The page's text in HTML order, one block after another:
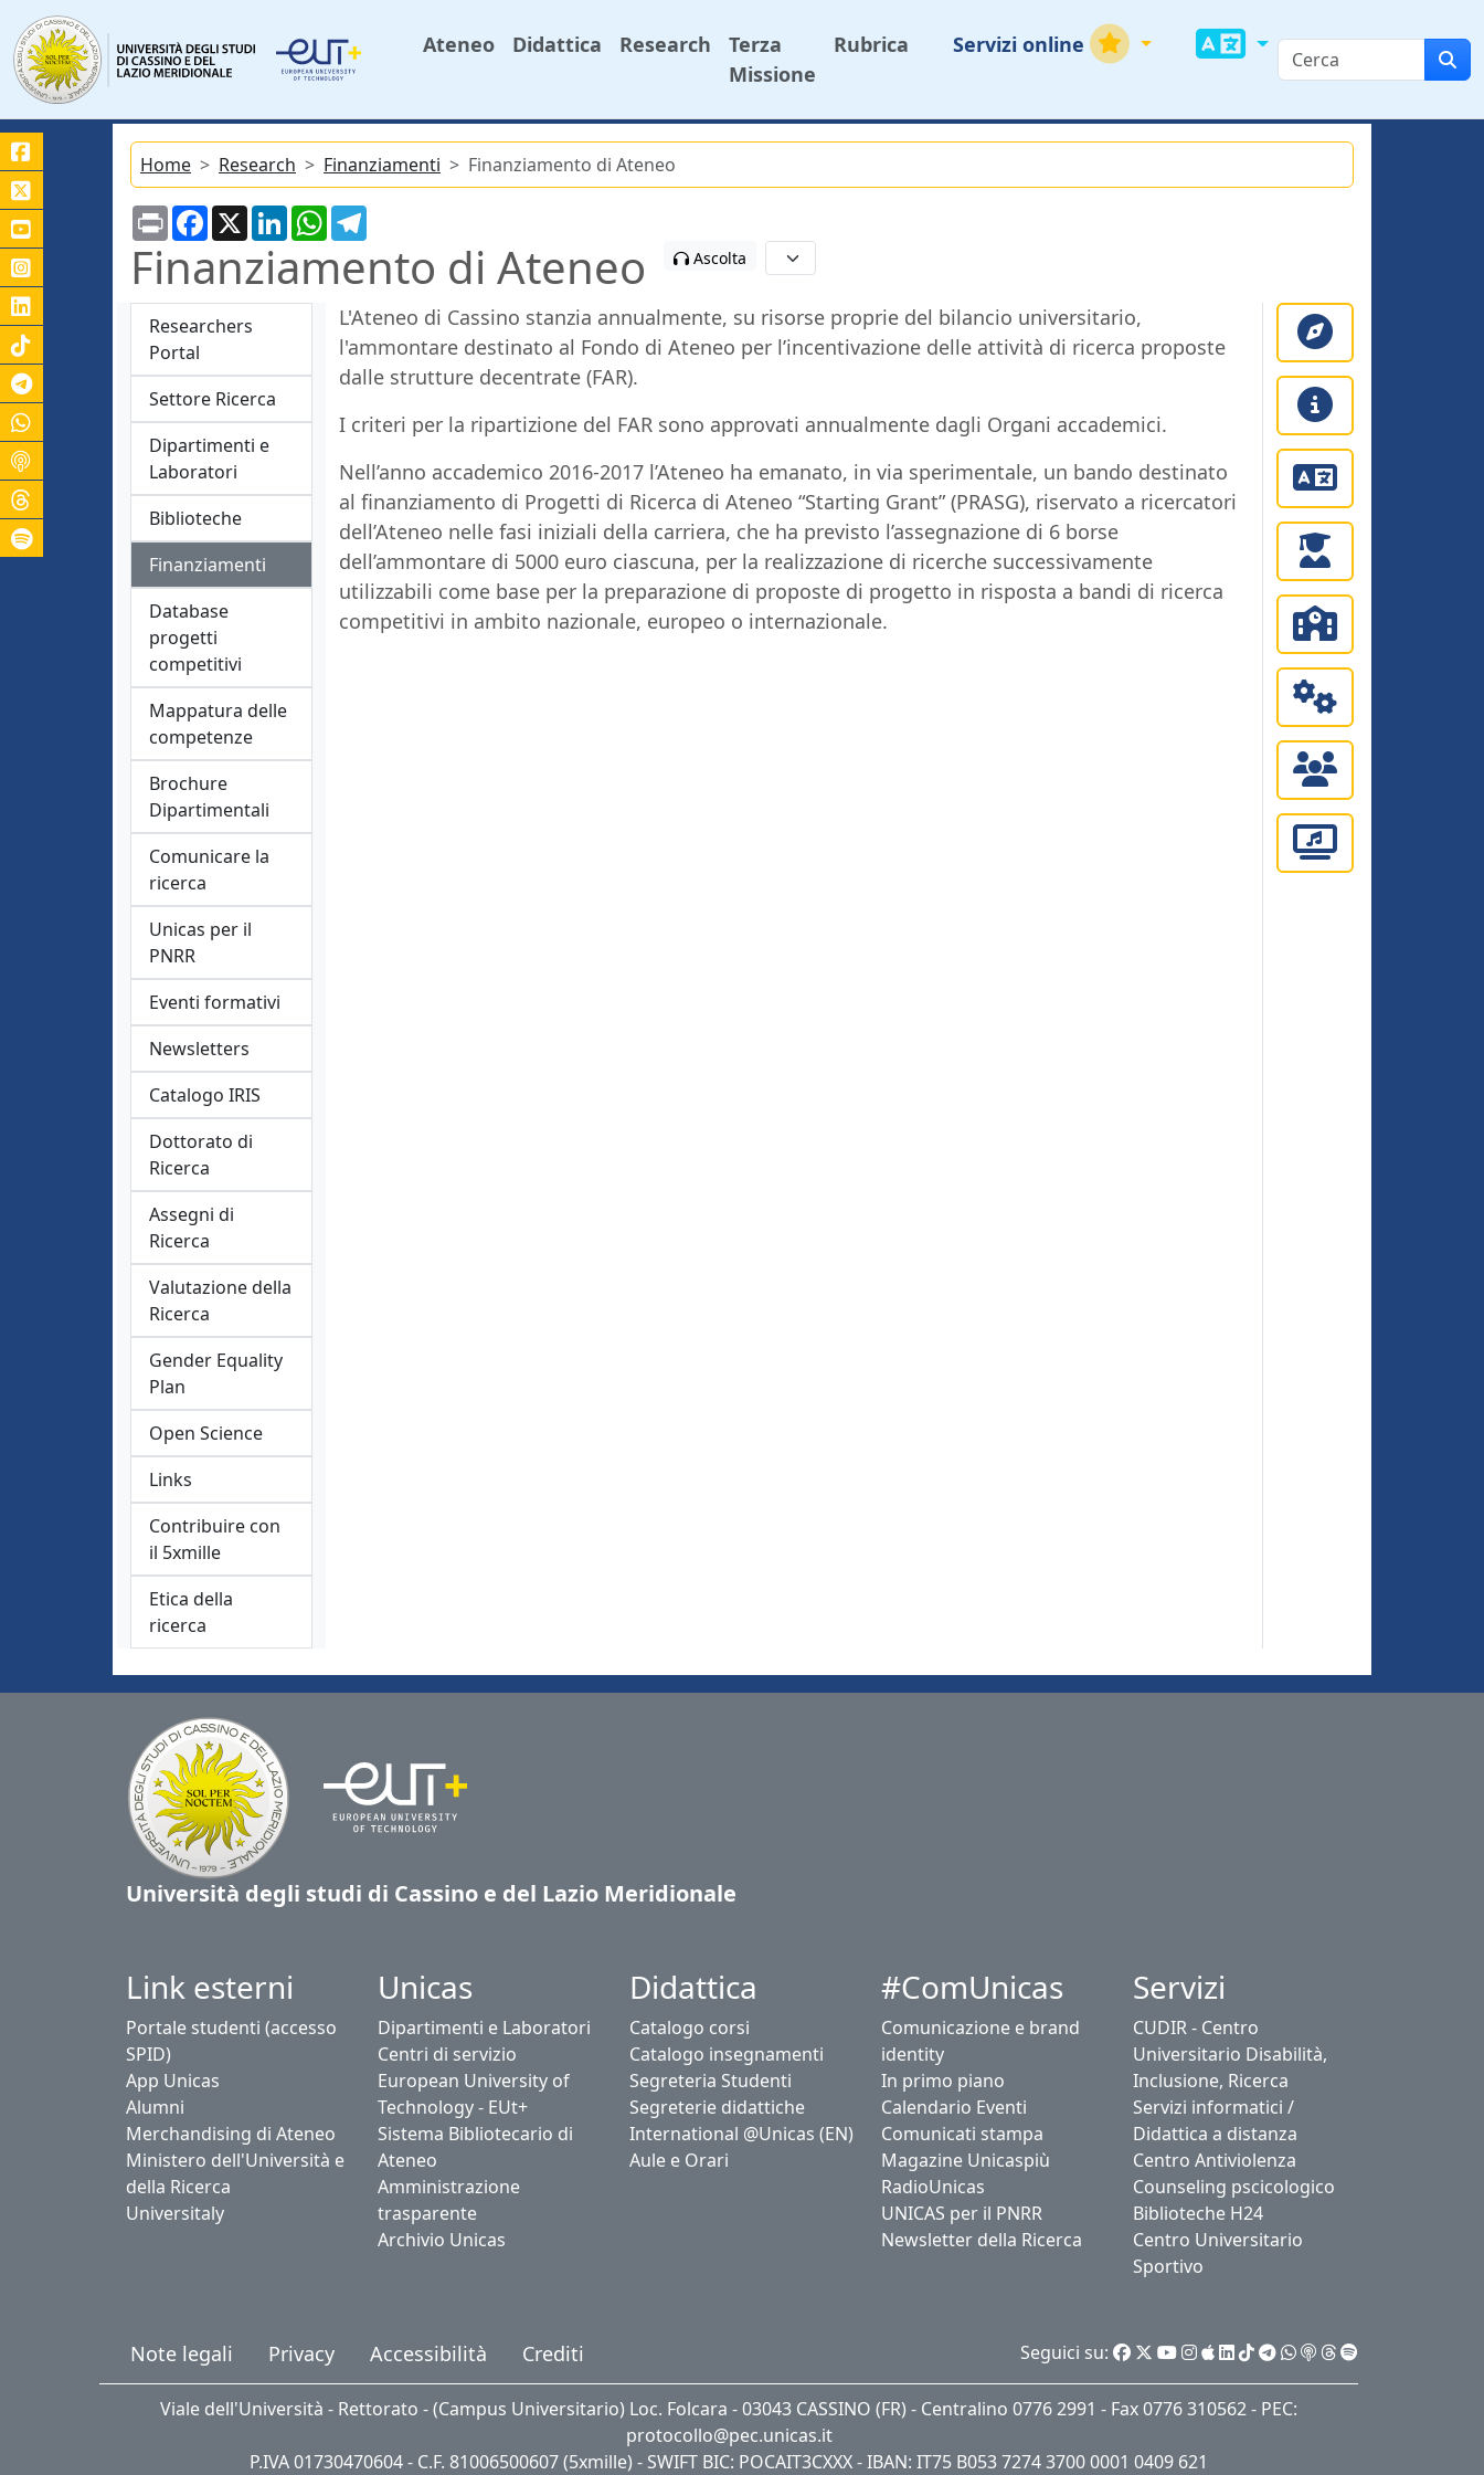
Ateneo Didattica Research
Terza
Missione
Rubrica Servizi online
Home Research Finanziamenti Finanziamento di Ateneo
PrintFacebook
X LinkedInWhatsApp
Finanziamento di Ateneo Ascolta
L'Ateneo di Cassino stanzia annualmente, su risorse proprie del bilancio universitario,
l'ammontare destinato al Fondo di Ateneo per l’incentivazione delle attività di ricerca proposte
dalle strutture decentrate (FAR).
I criteri per la ripartizione del FAR sono approvati annualmente dagli Organi accademici.
Nell’anno accademico 2016-2017 l’Ateneo ha emanato, in via sperimentale, un bando destinato
al finanziamento di Progetti di Ricerca di Ateneo “Starting Grant” (PRASG), riservato a ricercatori
dell’Ateneo nelle fasi iniziali della carriera, che ha previsto l’assegnazione di 6 borse
dell’ammontare di 5000 euro ciascuna, per la realizzazione di ricerche successivamente
utilizzabili come base per la preparazione di proposte di progetto in risposta a bandi di ricerca
competitivi in ambito nazionale, europeo o internazionale.
Researchers
Portal
Settore Ricerca
Dipartimenti e
Laboratori
Biblioteche
Finanziamenti
Database
progetti
competitivi
Mappatura delle
competenze
Brochure
Dipartimentali
Comunicare la
ricerca
Unicas per il
PNRR
Eventi formativi
Newsletters
Catalogo IRIS
Dottorato di
Ricerca
Assegni di
Ricerca
Valutazione della
Ricerca
Gender Equality
Plan
Open Science
Links
Contribuire con
il 5xmille
Etica della
ricerca
Università degli studi di Cassino e del Lazio Meridionale
Link esterni
Portale studenti (accesso
SPID)
App Unicas
Alumni
Merchandising di Ateneo
Ministero dell'Università e
della Ricerca
Universitaly
Unicas
Dipartimenti e Laboratori
Centri di servizio
European University of
Technology - EUt+
Sistema Bibliotecario di
Ateneo
Amministrazione
trasparente
Archivio Unicas
Didattica
Catalogo corsi
Catalogo insegnamenti
Segreteria Studenti
Segreterie didattiche
International @Unicas (EN)
Aule e Orari
#ComUnicas
Comunicazione e brand
identity
In primo piano
Calendario Eventi
Comunicati stampa
Magazine Unicaspiù
RadioUnicas
UNICAS per il PNRR
Newsletter della Ricerca
Servizi
CUDIR - Centro
Universitario Disabilità,
Inclusione, Ricerca
Servizi informatici /
Didattica a distanza
Centro Antiviolenza
Counseling pscicologico
Biblioteche H24
Centro Universitario
Sportivo
Note legali Privacy Accessibilità Crediti Seguici su:
Viale dell'Università - Rettorato - (Campus Universitario) Loc. Folcara - 03043 CASSINO (FR) - Centralino 0776 2991 - Fax 0776 310562 - PEC:
protocollo@pec.unicas.it
P.IVA 01730470604 - C.F. 81006500607 (5xmille) - SWIFT BIC: POCAIT3CXXX - IBAN: IT75 B053 7274 3700 0001 0409 621
Canale Telegram Unicas